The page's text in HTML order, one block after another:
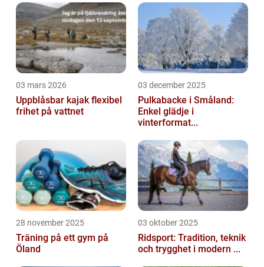
termer och begrepp som används in...
03 mars 2026
Uppblåsbar kajak flexibel
frihet på vattnet
03 december 2025
Pulkabacke i Småland:
Enkel glädje i
vinterformat...
28 november 2025
Träning på ett gym på
Öland
03 oktober 2025
Ridsport: Tradition, teknik
och trygghet i modern ...